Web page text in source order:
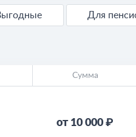
Выгодные
Для
Сумма
от 10 000 ₽